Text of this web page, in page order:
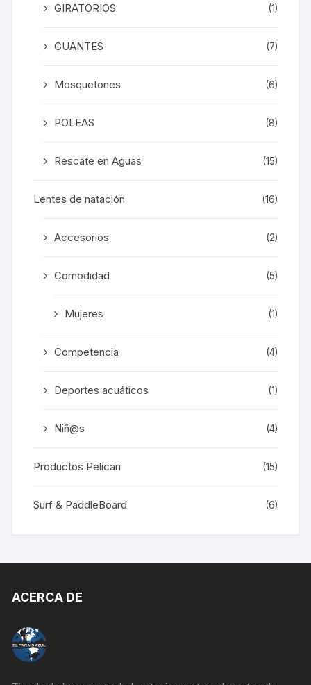
GIRATORIOS (1)
GUANTES (7)
Mosquetones (6)
POLEAS (8)
Rescate en Aguas (15)
Lentes de natación (16)
Accesorios (2)
Comodidad (5)
Mujeres (1)
Competencia (4)
Deportes acuáticos (1)
Niñ@s (4)
Productos Pelican (15)
Surf & PaddleBoard (6)
ACERCA DE